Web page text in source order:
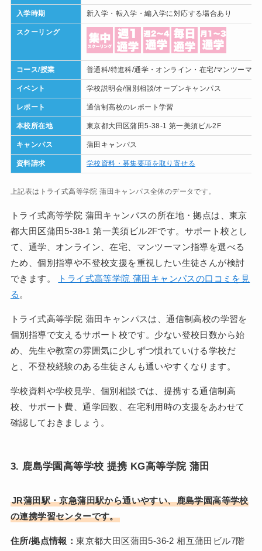
入学時期 新入学・転入学・編入学に対応する場合あり
スクーリング
コース/授業 普通科/特進科/通学・オンライン・在宅/マンツーマン
イベント 学校説明会/個別相談/オープンキャンパス
レポート 通信制高校のレポート学習
本校所在地 東京都大田区蒲田5-38-1 第一美須ビル2F
キャンパス 蒲田キャンパス
資料請求 学校資料・募集要項を取り寄せる
上記表はトライ式高等学院 蒲田キャンパス全体のデータです。
トライ式高等学院 蒲田キャンパスの所在地・拠点は、東京
都大田区蒲田5-38-1 第一美須ビル2Fです。サポート校とし
て、通学、オンライン、在宅、マンツーマン指導を選べる
ため、個別指導や不登校支援を重視したい生徒さんが検討
できます。
トライ式高等学院 蒲田キャンパスの口コミを見
る 。
トライ式高等学院 蒲田キャンパスは、通信制高校の学習を
個別指導で支えるサポート校です。少ない登校日数から始
め、先生や教室の雰囲気に少しずつ慣れていける学校だ
と、不登校経験のある生徒さんも通いやすくなります。
学校資料や学校見学、個別相談では、提携する通信制高
校、サポート費、通学回数、在宅利用時の支援をあわせて
確認しておきましょう。
3. 鹿島学園高等学校 提携 KG高等学院 蒲田
JR蒲田駅・京急蒲田駅から通いやすい、鹿島学園高等学校
の連携学習センターです。
住所/拠点情報：東京都大田区蒲田5-36-2 相互蒲田ビル7階